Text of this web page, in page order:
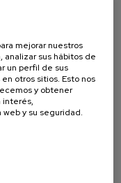
mejorar nuestros
analizar sus hábitos de
un perfil de sus
otros sitios. Esto nos
y obtener
interés,
y su seguridad.